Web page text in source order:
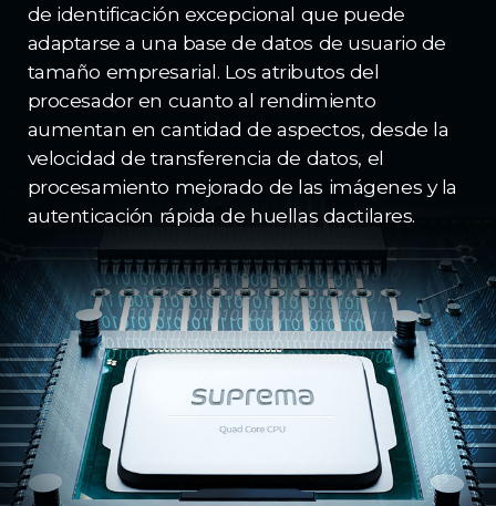
de identificación excepcional que puede
adaptarse a una base de datos de usuario de
tamaño empresarial. Los atributos del
procesador en cuanto al rendimiento
aumentan en cantidad de aspectos, desde la
velocidad de transferencia de datos, el
procesamiento mejorado de las imágenes y la
autenticación rápida de huellas dactilares.